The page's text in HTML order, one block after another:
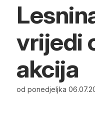
vrijedi
akcija
od ponedjeljka